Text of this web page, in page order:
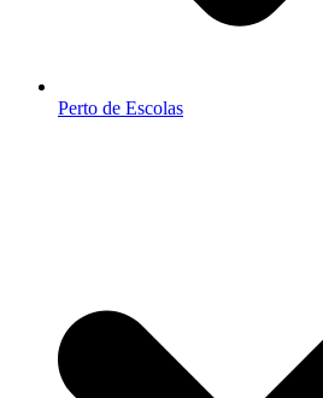
Perto de Escolas